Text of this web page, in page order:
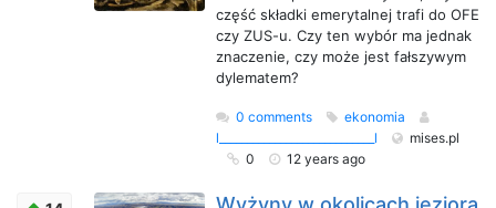
część składki emerytalnej trafi do OFE
czy ZUS-u. Czy ten wybór ma jednak
znaczenie, czy może jest fałszywym
dylematem?
0 comments
ekonomia
l____________________________l
mises.pl
0
12 years ago